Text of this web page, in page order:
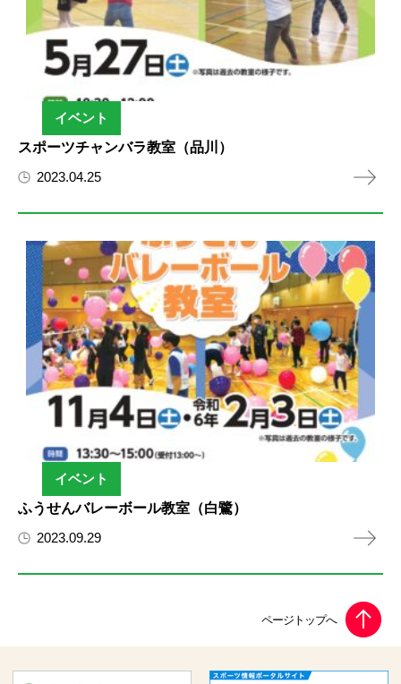
イベント
スポーツチャンバラ教室（品川）
2023.04.25
イベント
ふうせんバレーボール教室（白鷺）
2023.09.29